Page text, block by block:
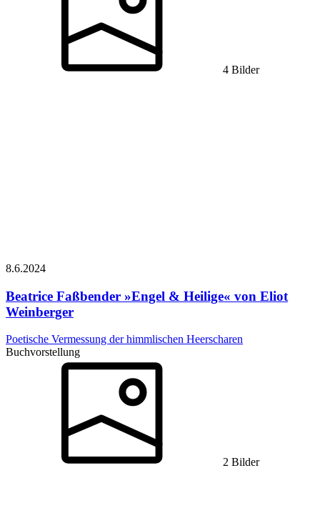
4 Bilder
8.6.2024
Beatrice Faßbender »Engel & Heilige« von Eliot
Weinberger
Poetische Vermessung der himmlischen Heerscharen
Buchvorstellung
2 Bilder